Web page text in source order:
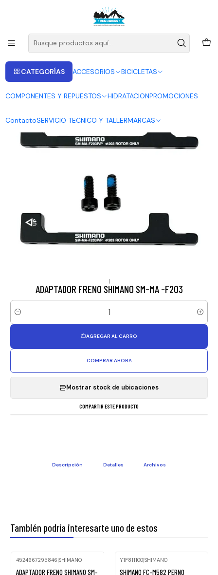
CATEGORÍAS ACCESORIOS BICICLETAS
COMPONENTES Y REPUESTOS HIDRATACIONPROMOCIONES
ContactoSERVICIO TECNICO Y TALLERMARCAS
ENVIOS A LAS RECIONES V - IV - RM DESDE 2.990
ADAPTADOR FRENO SHIMANO SM-MA -F203
|
ADAPTADOR FRENO SHIMANO SM-MA -F203
Cantidad
AGREGAR AL CARRO
COMPRAR AHORA
Mostrar stock de ubicaciones
COMPARTIR ESTE PRODUCTO
Descripción Detalles Archivos
También podría interesarte uno de estos
4524667295846|SHIMANO
ADAPTADOR FRENO SHIMANO SM-
Y1F811100|SHIMANO
SHIMANO FC-M582 PERNO